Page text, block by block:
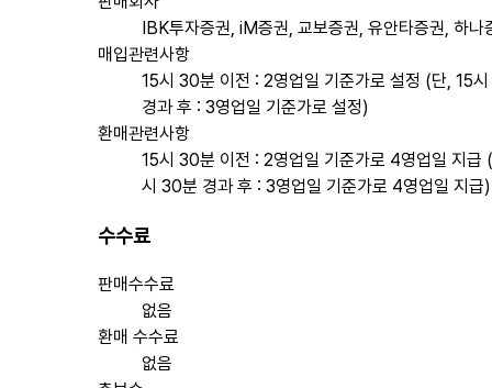
IBK투자증권, iM증권, 교보증권, 유안타증권, 하나
매입관련사항
15시 30분 이전 : 2영업일 기준가로 설정 (단, 15
경과 후 : 3영업일 기준가로 설정)
환매관련사항
15시 30분 이전 : 2영업일 기준가로 4영업일 지급
시 30분 경과 후 : 3영업일 기준가로 4영업일 지급)
수수료
판매수수료
없음
환매 수수료
없음